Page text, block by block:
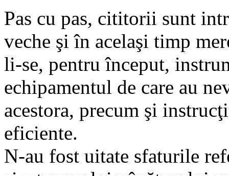
Pas cu pas, cititorii sunt
veche şi în acelaşi timp
li-se, pentru început,
echipamentul de care au
acestora, precum şi
eficiente.
N-au fost uitate sfaturile